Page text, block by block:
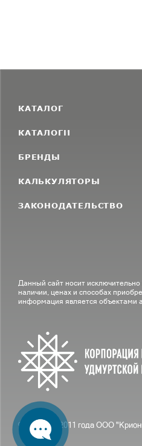
КАТАЛОГ
КАТАЛОГИ
БРЕНДЫ
КАЛЬКУЛЯТОРЫ
ЗАКОНОДАТЕЛЬСТВО
Данный сайт носит
наличии, ценах и способах
информация является объектами
© С вами с 2011 года ООО